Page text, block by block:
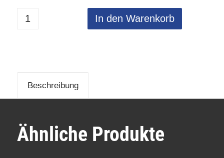
In den Warenkorb
Beschreibung
Ähnliche Produkte